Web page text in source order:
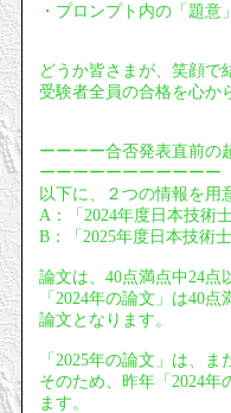
・プロンプト内の「題
どうか皆さまが、笑顔で
受験者全員の合格を心か
ーーーー合否発表直前の
ーーーーーーーーーーー
以下に、２つの情報を用
A：「2024年度日本技術
B：「2025年度日本技術
論文は、40点満点中24点
「2024年の論文」は40
論文となります。
「2025年の論文」は、
そのため、昨年「2024
ます。